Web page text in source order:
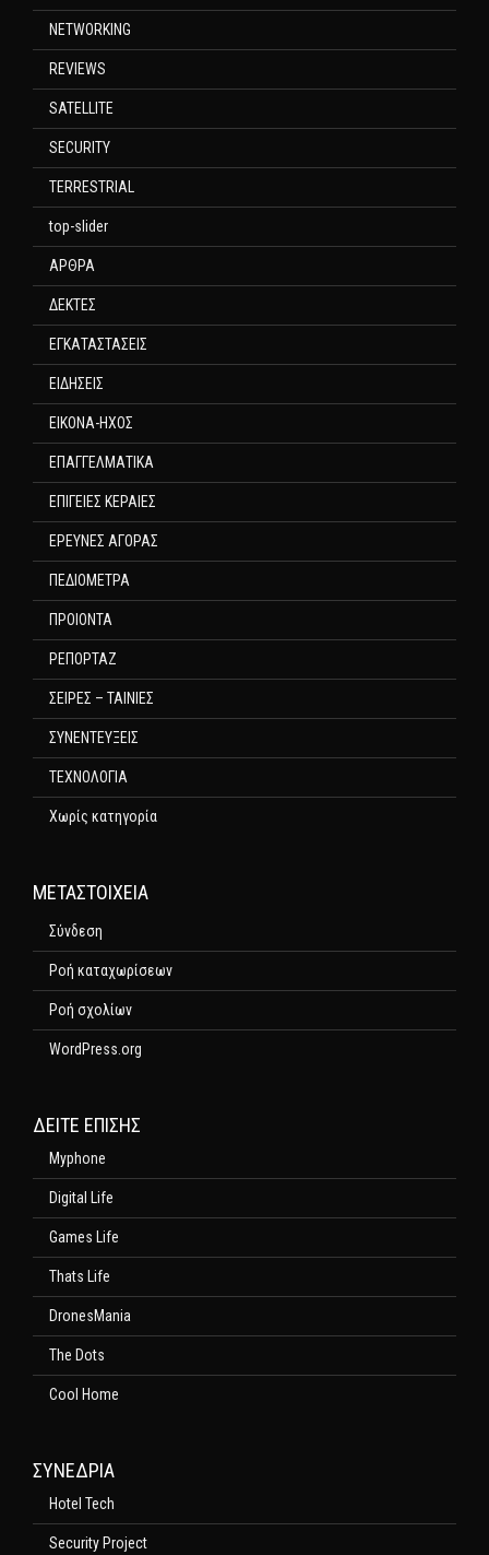
NETWORKING
REVIEWS
SATELLITE
SECURITY
TERRESTRIAL
top-slider
ΑΡΘΡΑ
ΔΕΚΤΕΣ
ΕΓΚΑΤΑΣΤΑΣΕΙΣ
ΕΙΔΗΣΕΙΣ
ΕΙΚΟΝΑ-ΗΧΟΣ
ΕΠΑΓΓΕΛΜΑΤΙΚΑ
ΕΠΙΓΕΙΕΣ ΚΕΡΑΙΕΣ
ΕΡΕΥΝΕΣ ΑΓΟΡΑΣ
ΠΕΔΙΟΜΕΤΡΑ
ΠΡΟΙΟΝΤΑ
ΡΕΠΟΡΤΑΖ
ΣΕΙΡΕΣ – ΤΑΙΝΙΕΣ
ΣΥΝΕΝΤΕΥΞΕΙΣ
ΤΕΧΝΟΛΟΓΙΑ
Χωρίς κατηγορία
ΜΕΤΑΣΤΟΙΧΕΊΑ
Σύνδεση
Ροή καταχωρίσεων
Ροή σχολίων
WordPress.org
ΔΕΊΤΕ ΕΠΊΣΗΣ
Myphone
Digital Life
Games Life
Thats Life
DronesMania
The Dots
Cool Home
ΣΥΝΕΔΡΙΑ
Hotel Tech
Security Project